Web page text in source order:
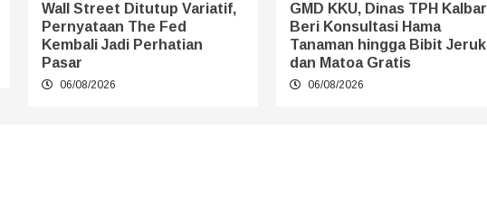
Wall Street Ditutup Variatif,
Pernyataan The Fed
Kembali Jadi Perhatian
Pasar
06/08/2026
GMD KKU, Dinas TPH Kalbar
Beri Konsultasi Hama
Tanaman hingga Bibit Jeruk
dan Matoa Gratis
06/08/2026